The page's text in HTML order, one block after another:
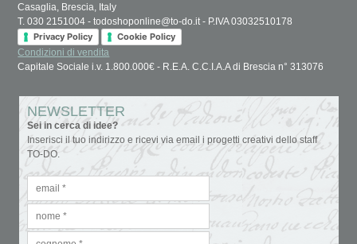
Casaglia, Brescia, Italy
T. 030 2151004 - todoshoponline@to-do.it - P.IVA 03032510178
Privacy Policy
Cookie Policy
Condizioni di vendita
Capitale Sociale i.v. 1.800.000€ - R.E.A. C.C.I.A.A di Brescia n° 313076
NEWSLETTER
Sei in cerca di idee?
Inserisci il tuo indirizzo e ricevi via email i progetti creativi dello staff
TO-DO.